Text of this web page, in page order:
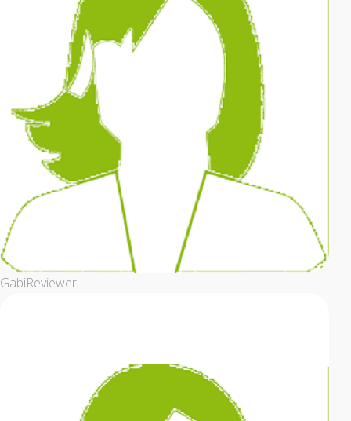
GabiReviewer